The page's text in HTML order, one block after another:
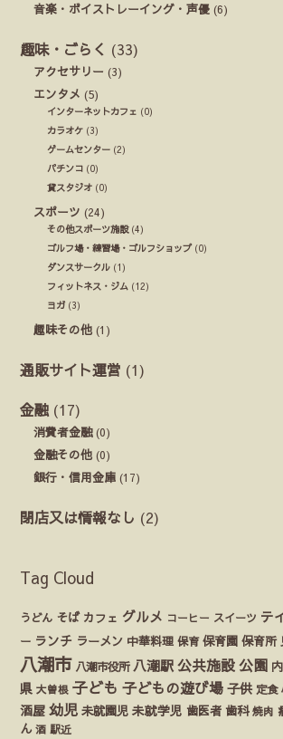
音楽・ボイストレーイング・声優 (6)
趣味・ごらく (33)
アクセサリー (3)
エンタメ (5)
インターネットカフェ (0)
カラオケ (3)
ゲームセンター (2)
パチンコ (0)
貸スタジオ (0)
スポーツ (24)
その他スポーツ施設(4)
ゴルフ場・練習場・ゴルフショップ(0)
ダンスサークル (1)
フィットネス・ジム (12)
ヨガ (3)
趣味その他 (1)
通販サイト運営 (1)
金融 (17)
消費者金融(0)
金融その他 (0)
銀行・信用金庫 (17)
閉店又は情報なし (2)
Tag Cloud
うどん そば カフェ グルメ コーヒー スイーツ テ
ー ランチ ラーメン 中華料理 保育 保育園 保育所
八潮市 八潮市役所 八潮駅 公共施設 公園
県 大曽根 子ども 子どもの遊び場 子供 定食
酒屋 幼児 未就園児 未就学児 歯医者 歯科 焼肉
ん 酒 駅近